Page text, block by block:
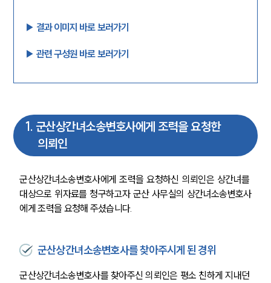
▶︎ 결과 이미지 바로 보러가기
▶︎ 관련 구성원 바로 보러가기
1 . 군산상간녀소송변호사에게 조력을 요청한
의뢰인
군산상간녀소송변호사에게 조력을 요청하신 의뢰인은 상간녀를
대상으로 위자료를 청구하고자 군산 사무실의 상간녀소송변호사
에게 조력을 요청해 주셨습니다.
군산상간녀소송변호사를 찾아주시게 된 경위
군산상간녀소송변호사를 찾아주신 의뢰인은 평소 친하게 지내던